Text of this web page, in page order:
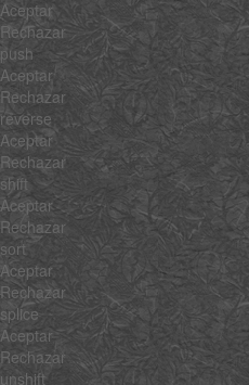
Aceptar
Rechazar
push
Aceptar
Rechazar
reverse
Aceptar
Rechazar
shift
Aceptar
Rechazar
sort
Aceptar
Rechazar
splice
Aceptar
Rechazar
unshift